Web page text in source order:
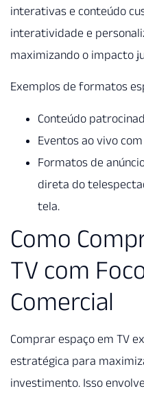
interativas e conteúdo
interatividade e
maximizando o impacto
Exemplos de formatos
Conteúdo
Eventos ao vivo
Formatos de
direta do
tela.
Como
TV com
Comercial
Comprar espaço em TV
estratégica para
investimento. Isso